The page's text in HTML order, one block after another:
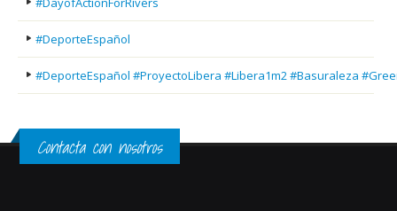
#DeporteEspañol
#DeporteEspañol #ProyectoLibera #Libera1m2 #Basuraleza
Contacta con nosotros